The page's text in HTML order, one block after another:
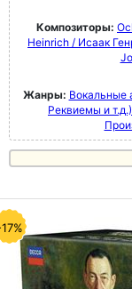
Композиторы:
Heinrich / Исаак
Жанры: Вокальные
Реквиемы и т.д.)